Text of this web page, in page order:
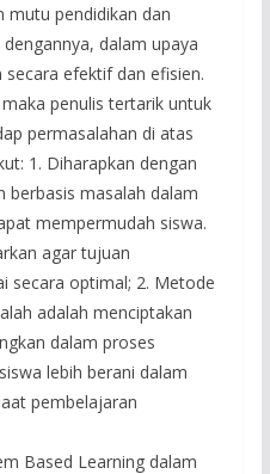
mutu pendidikan dan
dalam upaya
efektif dan efisien.
penulis tertarik untuk
permasalahan di atas
1. Diharapkan dengan
berbasis masalah dalam
mempermudah siswa.
agar tujuan
secara optimal; 2. Metode
adalah menciptakan
dalam proses
lebih berani dalam
pembelajaran
Based Learning dalam